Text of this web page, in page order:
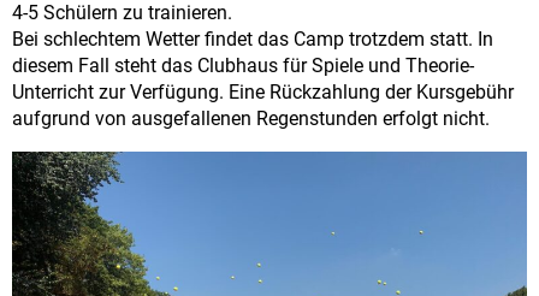
4-5 Schülern zu trainieren.
Bei schlechtem Wetter findet das Camp trotzdem statt. In
diesem Fall steht das Clubhaus für Spiele und Theorie-
Unterricht zur Verfügung. Eine Rückzahlung der Kursgebühr
aufgrund von ausgefallenen Regenstunden erfolgt nicht.